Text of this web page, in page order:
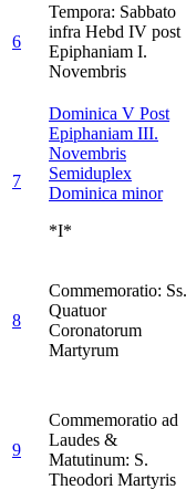
6
Tempora: Sabbato
infra Hebd IV post
Epiphaniam I.
Novembris
7
Dominica V Post
Epiphaniam III.
Novembris
Semiduplex
Dominica minor
*I*
8
Commemoratio: Ss.
Quatuor
Coronatorum
Martyrum
9
Commemoratio ad
Laudes &
Matutinum: S.
Theodori Martyris